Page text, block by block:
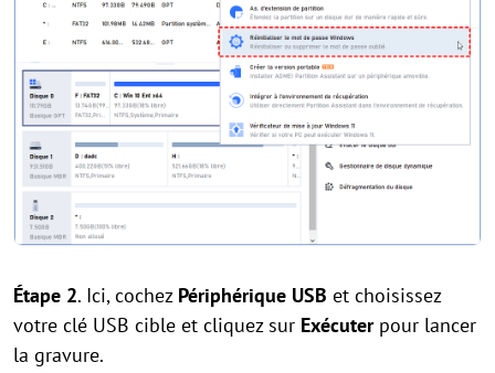
Étape 2. Ici, cochez Périphérique USB et choisissez
votre clé USB cible et cliquez sur Exécuterpour lancer
la gravure.